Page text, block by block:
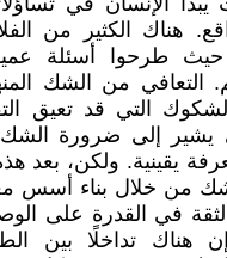
هناك الكثير من
حيث طرحوا أسئلة
التعافي من الشك
التي قد تعيق
يشير إلى ضرورة
يقينية. ولكن، بعد
من خلال بناء أسس
في القدرة على
هناك تداخلًا بين